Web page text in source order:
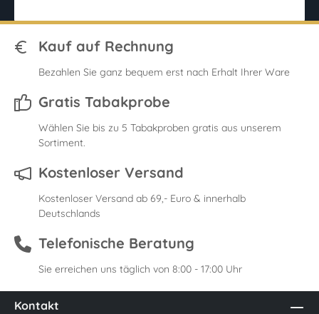
Kauf auf Rechnung
Bezahlen Sie ganz bequem erst nach Erhalt Ihrer Ware
Gratis Tabakprobe
Wählen Sie bis zu 5 Tabakproben gratis aus unserem
Sortiment.
Kostenloser Versand
Kostenloser Versand ab 69,- Euro & innerhalb
Deutschlands
Telefonische Beratung
Sie erreichen uns täglich von 8:00 - 17:00 Uhr
Kontakt